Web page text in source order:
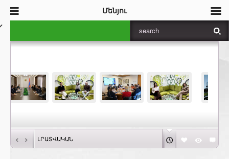
‹ › ԼՐԱՏՎԱԿԱՆ
Մենյու